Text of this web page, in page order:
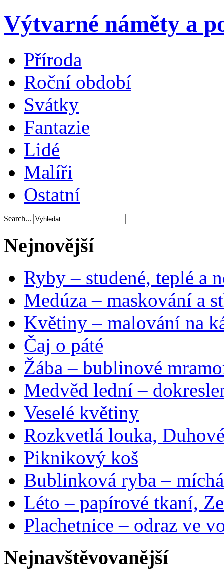
Výtvarné náměty a
Příroda
Roční období
Svátky
Fantazie
Lidé
Malíři
Ostatní
Search...
Nejnovější
Ryby – studené, teplé a
Medúza – maskování a
Květiny – malování na
Čaj o páté
Žába – bublinové
Medvěd lední –
Veselé květiny
Rozkvetlá louka,
Piknikový koš
Bublinková ryba –
Léto – papírové tkaní,
Plachetnice – odraz ve
Nejnavštěvovanější